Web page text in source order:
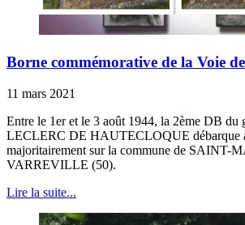
Borne commémorative de la Voie
11 mars 2021
Entre le 1er et le 3 août 1944, la 2ème DB du
LECLERC DE HAUTECLOQUE
majoritairement sur la commune de SAINT-
VARREVILLE (50).
Lire la suite...